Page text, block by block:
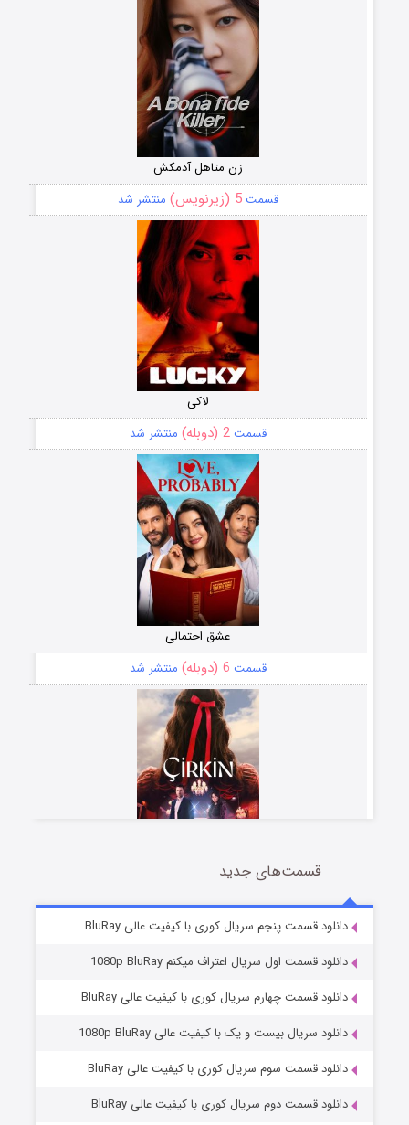
زن متاهل آدمکش
قسمت5 (زیرنویس) منتشر شد
لاکی
قسمت2 (دوبله) منتشر شد
عشق احتمالی
قسمت 6 (دوبله) منتشر شد
سریال زشت
قسمت5 (زیرنویس) منتشر شد
وستی ها
قسمت‌های جدید
دانلود قسمت پنجم سریال کوری با کیفیت عالی BluRay
دانلود قسمت اول سریال اعتراف میکنم 1080p BluRay
دانلود قسمت چهارم سریال کوری با کیفیت عالی BluRay
دانلود سریال بیست و یک با کیفیت عالی 1080p BluRay
دانلود قسمت سوم سریال کوری با کیفیت عالی BluRay
دانلود قسمت دوم سریال کوری با کیفیت عالی BluRay